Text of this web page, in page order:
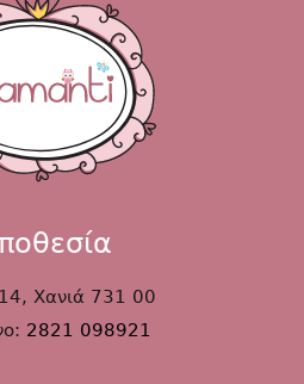
Χανιά 731 00
2821 098921